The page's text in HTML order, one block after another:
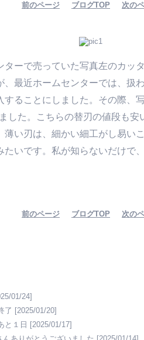
前のページ ブログTOP 次の
ターで売っていた写真左のカッ
、最近ホームセンターでは、扱
することにしました。その際、
した。こちらの替刃の値段も安
薄い刃は、細かい細工がし易い
たいです。私が知らないだけで
前のページ ブログTOP 次の
01/24]
了 [2025/01/20]
と１日 [2025/01/17]